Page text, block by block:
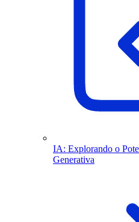
IA: Explorando o
Generativa